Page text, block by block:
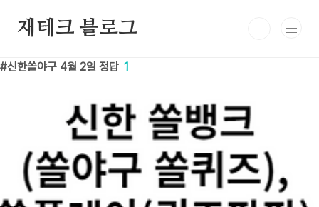
재테크 블로그
신한쏠야구 4월 2일 정답 1